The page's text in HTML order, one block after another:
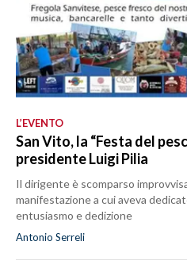
L’EVENTO
San Vito, la “Festa del
presidente Luigi Pilia
Il dirigente è scomparso
manifestazione a cui aveva
entusiasmo e dedizione
Antonio Serreli